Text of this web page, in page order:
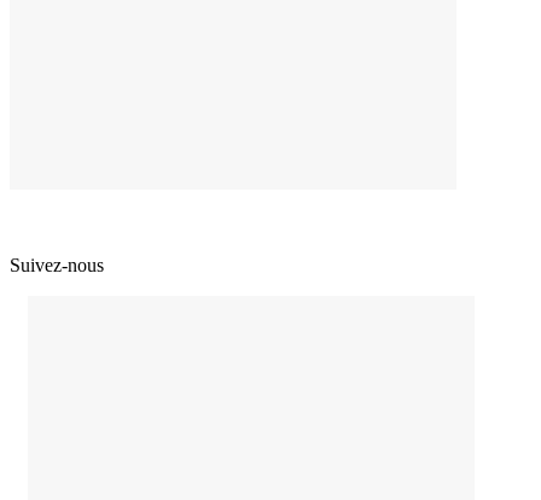
Suivez-nous